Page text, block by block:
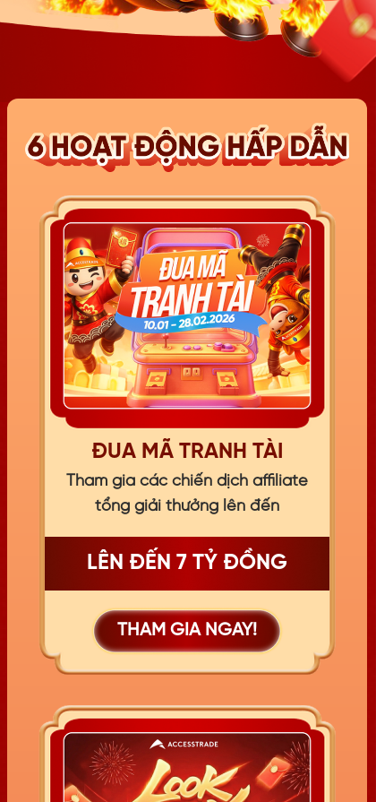
ĐUA MÃ TRANH TÀI
LÊN ĐẾN 7 TỶ ĐỒNG
THAM GIA NGAY!
Tham gia các chiến dịch affiliate
tổng giải thưởng lên đến